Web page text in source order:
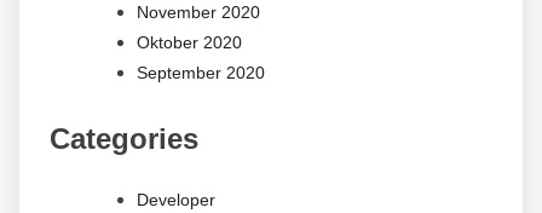
November 2020
Oktober 2020
September 2020
Categories
Developer